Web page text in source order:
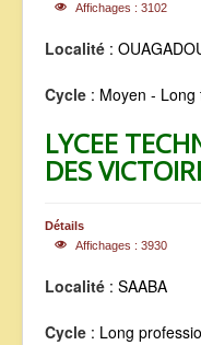
Affichages : 3102
Localité :
Cycle : Moyen -
LYCEE
DES
Détails
Affichages : 3930
Localité : SAABA
Cycle : Long